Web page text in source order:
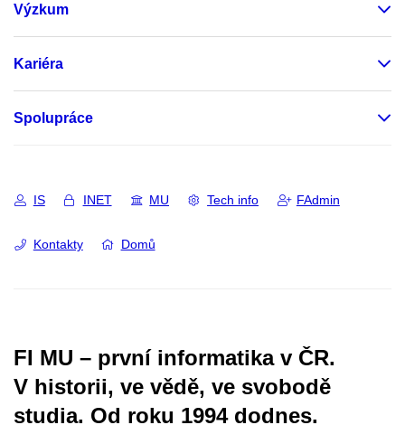
Výzkum
Kariéra
Spolupráce
IS INET MU Tech info FAdmin
Kontakty Domů
FI MU – první informatika v ČR.
V historii, ve vědě, ve svobodě
studia. Od roku 1994 dodnes.